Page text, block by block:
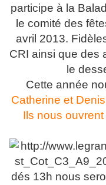
participe à la
le comité des
avril 2013.
CRI ainsi que des
le
Cette année
Catherine et
Ils nous
dés 13h nous